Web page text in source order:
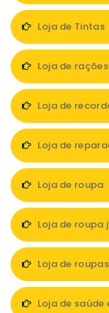
Loja de Tintas
Loja de
Loja de
Loja de
Loja de roupa
Loja de roupa
Loja de
Loja de saúde